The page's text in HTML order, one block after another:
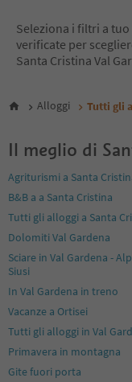
Seleziona i filtri a
verificate per
Santa Cristina Val
Alloggi Tutti gli
Il meglio di
Agriturismi a Santa
B&B a a Santa Cristina
Tutti gli alloggi a Santa
Dolomiti Val Gardena
Sciare in Val Gardena -
Siusi
In Val Gardena in treno
Vacanze a Ortisei
Tutti gli alloggi in Val
Primavera in montagna
Gite fuori porta